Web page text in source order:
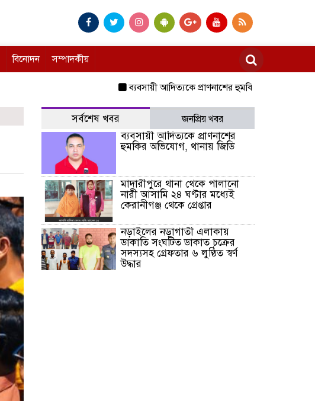
বিনোদন সম্পাদকীয়
ব্যবসায়ী আদিত্যকে প্রাণনাশের হুমকির অভিযোগ, থানায়
সর্বশেষ খবর জনপ্রিয় খবর
ব্যবসায়ী আদিত্যকে প্রাণনাশের
হুমকির অভিযোগ, থানায় জিডি
মাদারীপুরে থানা থেকে পালানো
নারী আসামি ২৪ ঘণ্টার মধ্যেই
কেরানীগঞ্জ থেকে গ্রেপ্তার
নড়াইলের নড়াগাতী এলাকায়
ডাকাতি সংঘটিত ডাকাত চক্রের
সদস্যসহ গ্রেফতার ৬ লুণ্ঠিত স্বর্ণ
উদ্ধার